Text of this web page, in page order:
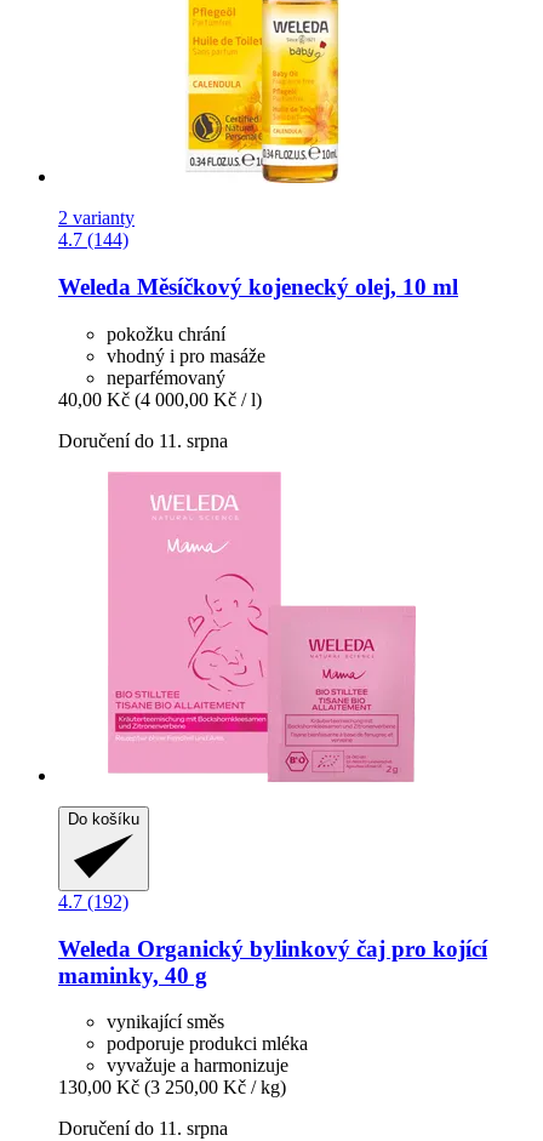
2 varianty
4.7 (144)
Weleda Měsíčkový kojenecký olej, 10 ml
pokožku chrání
vhodný i pro masáže
neparfémovaný
40,00 Kč (4 000,00 Kč / l)
Doručení do 11. srpna
Do košíku
4.7 (192)
Weleda Organický bylinkový čaj pro kojící
maminky, 40 g
vynikající směs
podporuje produkci mléka
vyvažuje a harmonizuje
130,00 Kč (3 250,00 Kč / kg)
Doručení do 11. srpna